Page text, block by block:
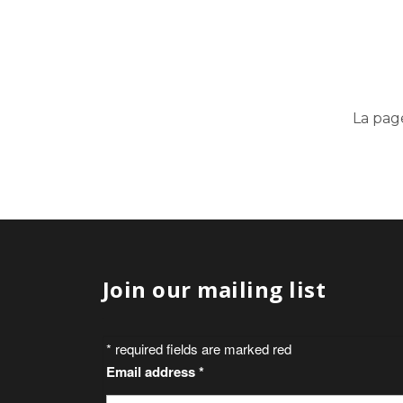
La
Join our mailing list